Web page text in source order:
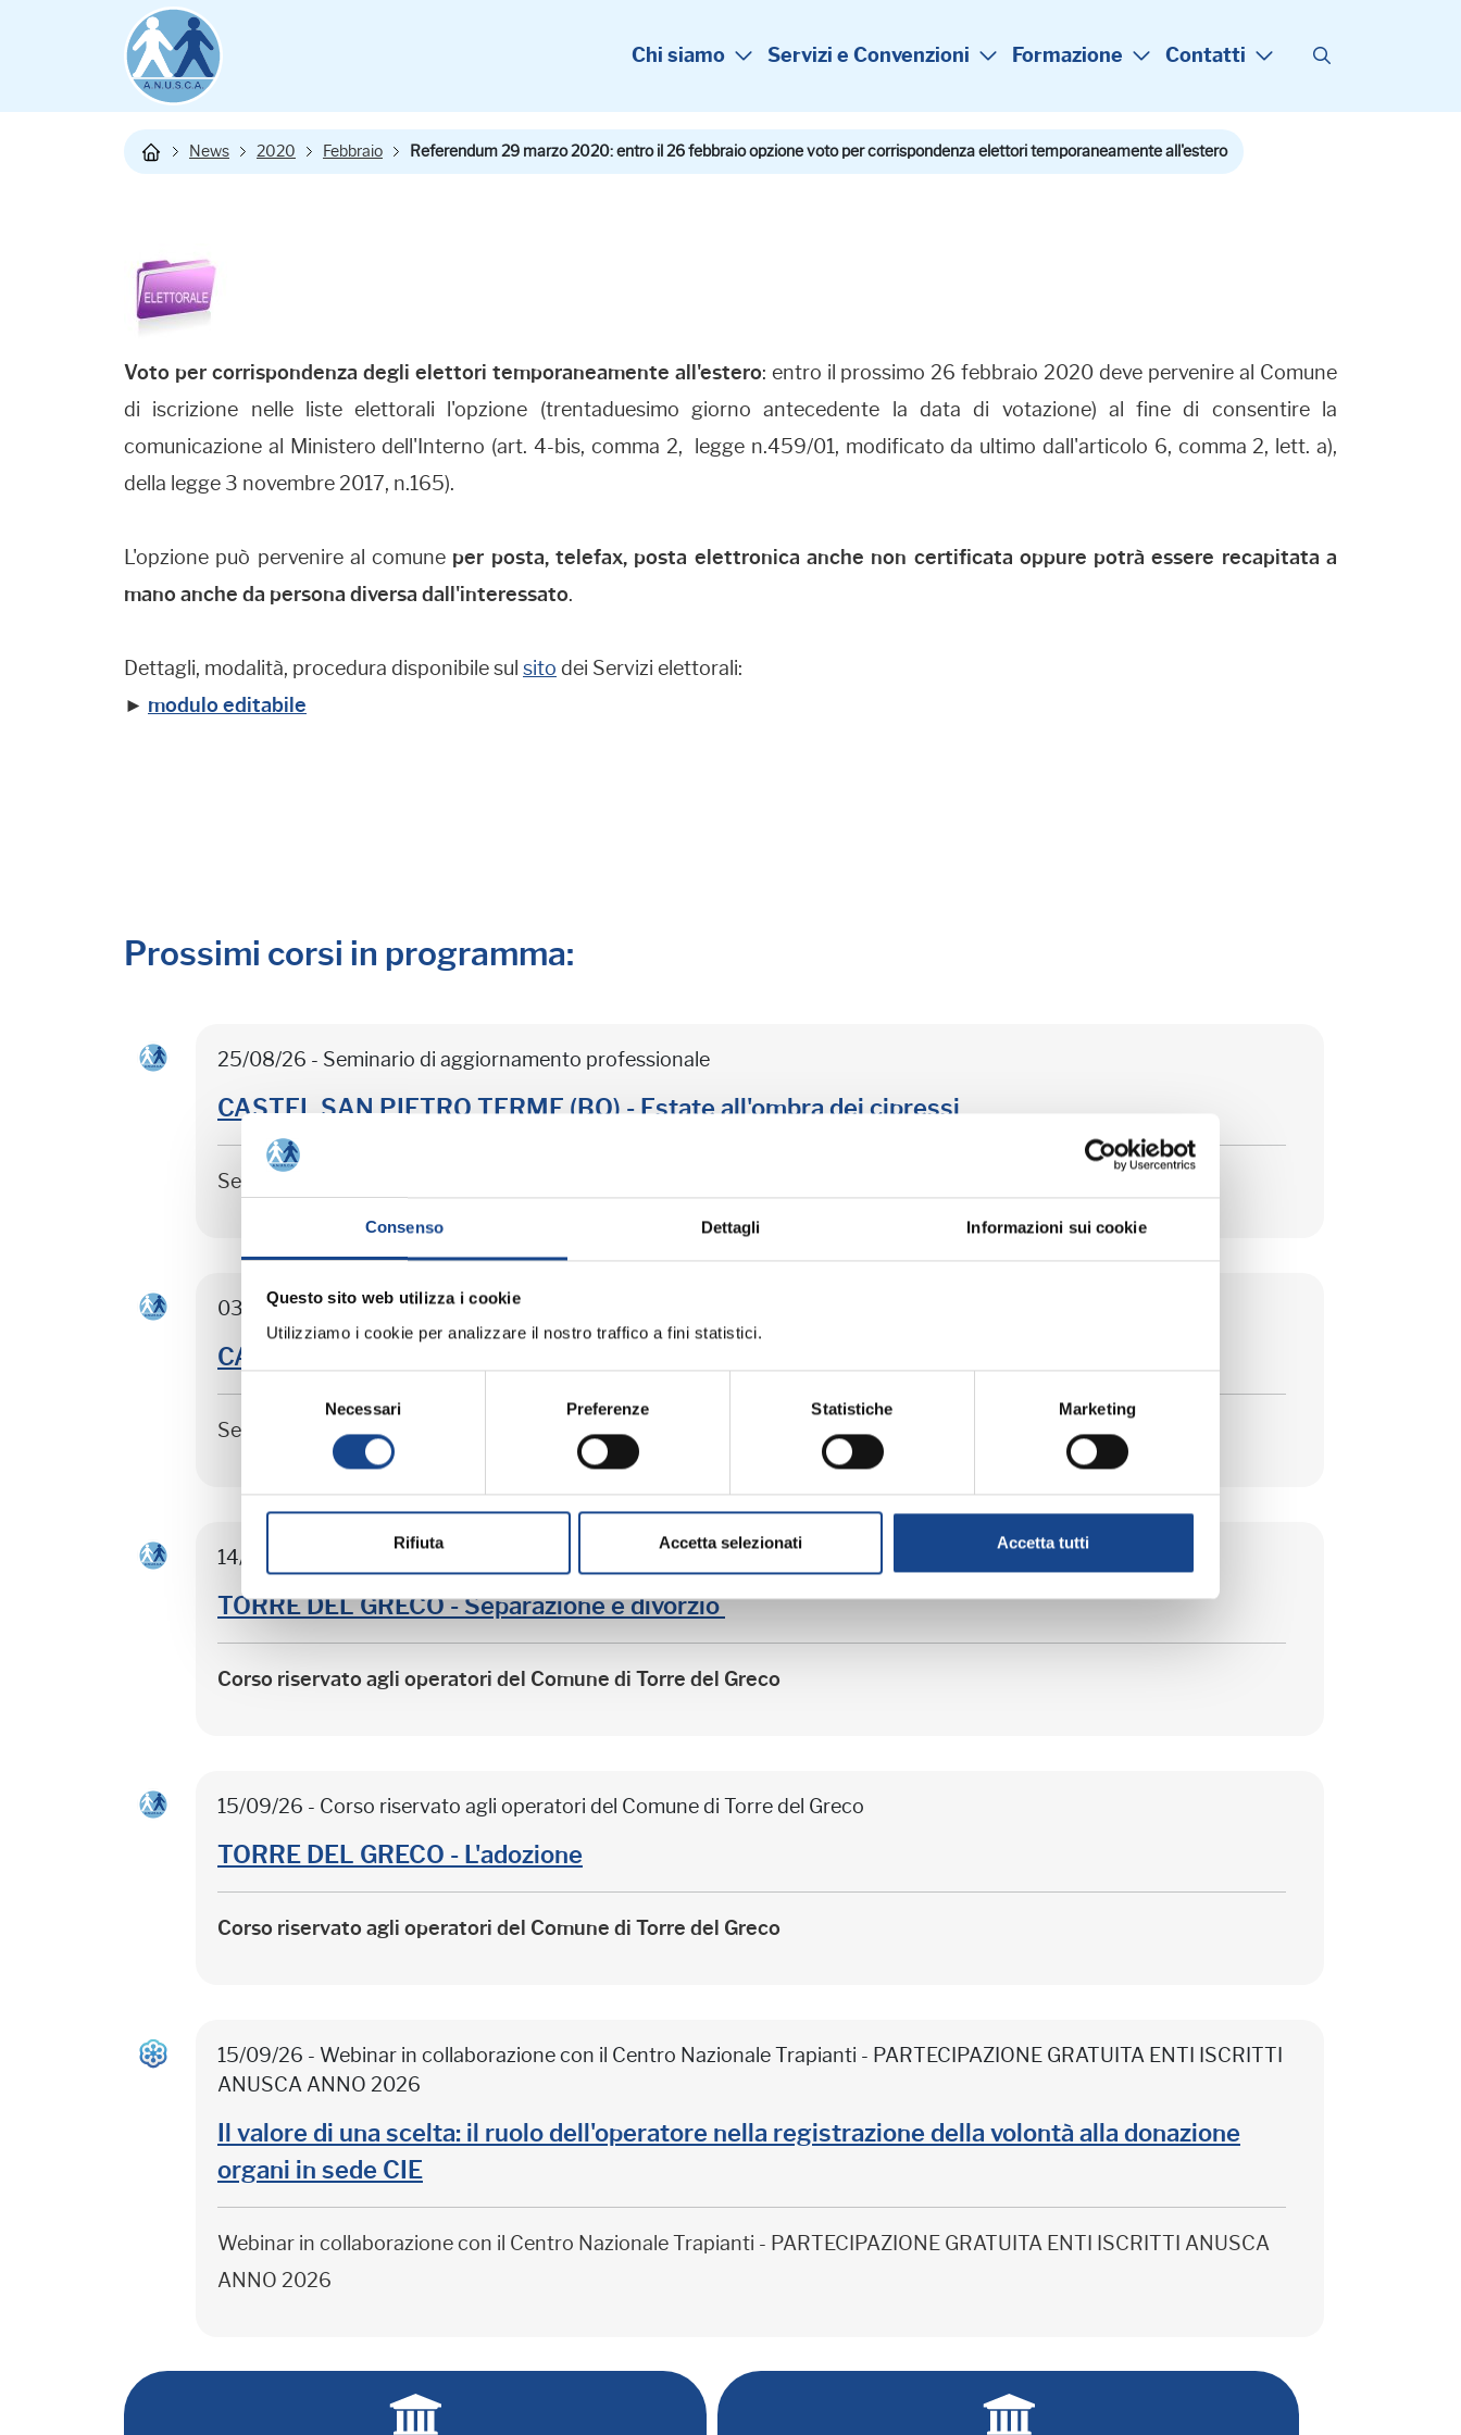
Consenso Dettagli Informazioni sui cookie
Questo sito web utilizza i cookie
Utilizziamo i cookie per analizzare il nostro traffico a fini statistici.
consenso
Necessari Preferenze Statistiche Marketing
Rifiuta Accetta selezionati Accetta tutti
Chi siamo Servizi e Convenzioni Formazione Contatti
News 2020 Febbraio Referendum 29 marzo 2020: entro il 26 febbraio opzione voto per corrispondenza elettori temporaneamente all'estero
Voto per corrispondenza degli elettori temporaneamente all'estero: entro il prossimo 26 febbraio 2020 deve pervenire al Comune
di iscrizione nelle liste elettorali l'opzione (trentaduesimo giorno antecedente la data di votazione) al fine di consentire la
comunicazione al Ministero dell'Interno (art. 4-bis, comma 2, legge n.459/01, modificato da ultimo dall'articolo 6, comma 2, lett. a),
della legge 3 novembre 2017, n.165).
L'opzione può pervenire al comune per posta, telefax, posta elettronica anche non certificata oppure potrà essere recapitata a
mano anche da persona diversa dall'interessato.
Dettagli, modalità, procedura disponibile sul sito dei Servizi elettorali:
► modulo editabile
Prossimi corsi in programma:
25/08/26 - Seminario di aggiornamento professionale
CASTEL SAN PIETRO TERME (BO) - Estate all'ombra dei cipressi
Seminario di aggiornamento professionale
03/09/26 - Seminario di aggiornamento professionale
CASTEL SAN PIETRO TERME (BO) - La cittadinanza italiana dopo la legge 74/2025
Seminario di aggiornamento professionale
14/09/26 - Corso riservato agli operatori del Comune di Torre del Greco
TORRE DEL GRECO - Separazione e divorzio
Corso riservato agli operatori del Comune di Torre del Greco
15/09/26 - Corso riservato agli operatori del Comune di Torre del Greco
TORRE DEL GRECO - L'adozione
Corso riservato agli operatori del Comune di Torre del Greco
15/09/26 - Webinar in collaborazione con il Centro Nazionale Trapianti - PARTECIPAZIONE GRATUITA ENTI ISCRITTI
ANUSCA ANNO 2026
Il valore di una scelta: il ruolo dell'operatore nella registrazione della volontà alla donazione
organi in sede CIE
Webinar in collaborazione con il Centro Nazionale Trapianti - PARTECIPAZIONE GRATUITA ENTI ISCRITTI ANUSCA
ANNO 2026